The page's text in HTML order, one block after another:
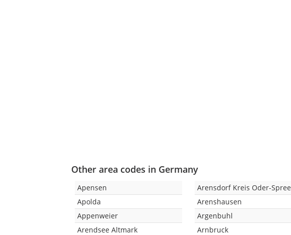
Other area codes in Germany
Apensen
Apolda
Appenweier
Arendsee Altmark
Arensdorf Kreis Oder-Spree
Arenshausen
Argenbuhl
Arnbruck